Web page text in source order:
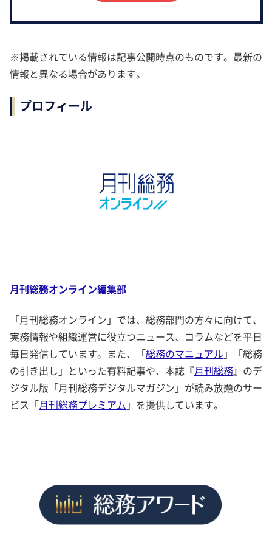
※掲載されている情報は記事公開時点のものです。最新の
情報と異なる場合があります。
プロフィール
月刊総務オンライン編集部
「月刊総務オンライン」では、総務部門の方々に向けて、
実務情報や組織運営に役立つニュース、コラムなどを平日
毎日発信しています。また、「総務のマニュアル 」「総務
の引き出し」といった有料記事や、本誌『月刊総務』のデ
ジタル版「月刊総務デジタルマガジン」が読み放題のサー
ビス「月刊総務プレミアム 」を提供しています。